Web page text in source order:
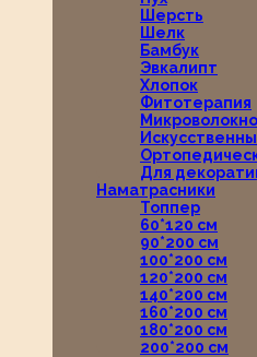
Шерсть
Шелк
Бамбук
Эвкалипт
Хлопок
Фитотерапия
Микроволокно
Для
Наматрасники
Топпер
60*120 см
90*200 см
100*200 см
120*200 см
140*200 см
160*200 см
180*200 см
200*200 см